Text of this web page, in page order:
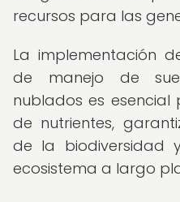
recursos para las
La implementación
de manejo de
nublados es
de nutrientes,
de la biodiversidad
ecosistema a largo